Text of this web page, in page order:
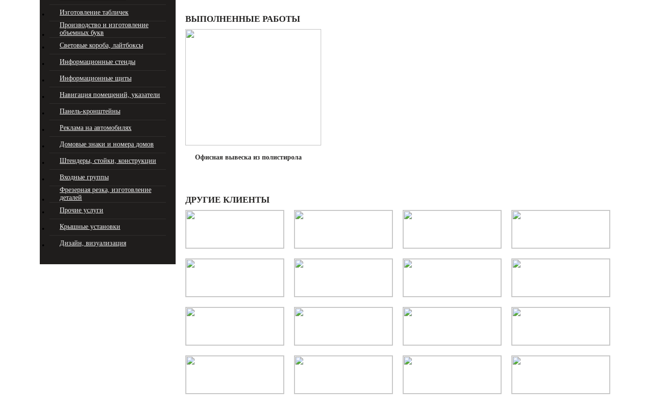
Изготовление табличек
Производство и изготовление
объемных букв
Световые короба, лайтбоксы
Информационные стенды
Информационные щиты
Навигация помещений, указатели
Панель-кронштейны
Реклама на автомобилях
Домовые знаки и номера домов
Штендеры, стойки, конструкции
Входные группы
Фрезерная резка, изготовление
деталей
Прочие услуги
Крышные установки
Дизайн, визуализация
ВЫПОЛНЕННЫЕ РАБОТЫ
Офисная вывеска из полистирола
ДРУГИЕ КЛИЕНТЫ